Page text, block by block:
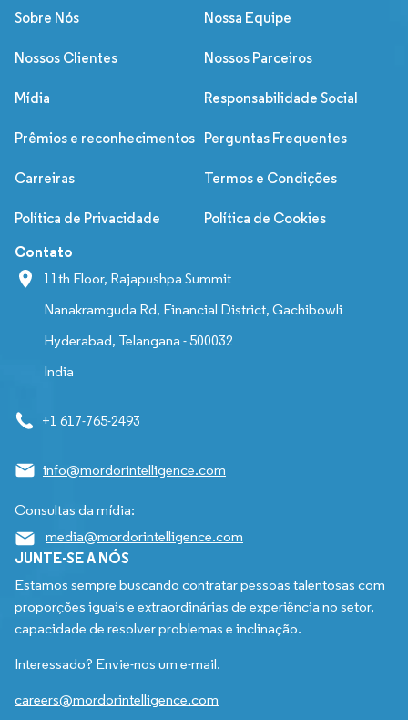
Sobre Nós
Nossa Equipe
Nossos Clientes Nossos Parceiros
Mídia Responsabilidade Social
Prêmios e reconhecimentos Perguntas Frequentes
Carreiras Termos e Condições
Política de Privacidade Política de Cookies
Contato
11th Floor, Rajapushpa Summit
Nanakramguda Rd, Financial District, Gachibowli
Hyderabad, Telangana - 500032
India
+1 617-765-2493
info@mordorintelligence.com
Consultas da mídia:
media@mordorintelligence.com
JUNTE-SE A NÓS
Estamos sempre buscando contratar pessoas talentosas com
proporções iguais e extraordinárias de experiência no setor,
capacidade de resolver problemas e inclinação.
Interessado? Envie-nos um e-mail.
careers@mordorintelligence.com